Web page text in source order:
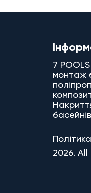
7
монтаж
2026.